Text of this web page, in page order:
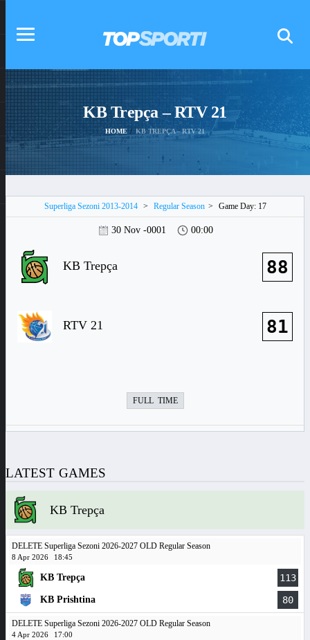
KB Trepça – RTV 21
HOME KB TREPÇA – RTV 21
Superliga Sezoni 2013-2014 > Regular Season > Game Day: 17
30 Nov -0001 00:00
KB Trepça 88
RTV 21 81
FULL TIME
LATEST GAMES
KB Trepça
DELETE Superliga Sezoni 2026-2027 OLD Regular Season
8 Apr 2026 18:45
KB Trepça 113
KB Prishtina 80
DELETE Superliga Sezoni 2026-2027 OLD Regular Season
4 Apr 2026 17:00